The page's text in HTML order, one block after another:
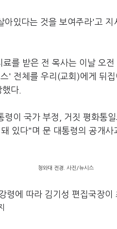
있다는 것을 보여주라'고
를 받은 전 목사는 이날 오
' 전체를 우리(교회)에게 뒤
다.
이 국가 부정, 거짓 평화통
있다"며 문 대통령의 공개사
청와대 전경. 사진/뉴시스
령에 따라 김기성 편집국장이